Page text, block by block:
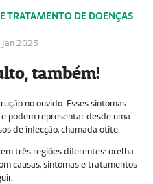
TRATAMENTO DE DOENÇAS
2025
também!
no ouvido. Esses sintomas
podem representar desde uma
de infecção, chamada otite.
três regiões diferentes: orelha
causas, sintomas e tratamentos